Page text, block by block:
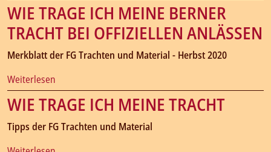
WIE TRAGE ICH MEINE BERNER
TRACHT BEI OFFIZIELLEN ANLÄSSEN
Merkblatt der FG Trachten und Material - Herbst 2020
Weiterlesen
WIE TRAGE ICH MEINE TRACHT
Tipps der FG Trachten und Material